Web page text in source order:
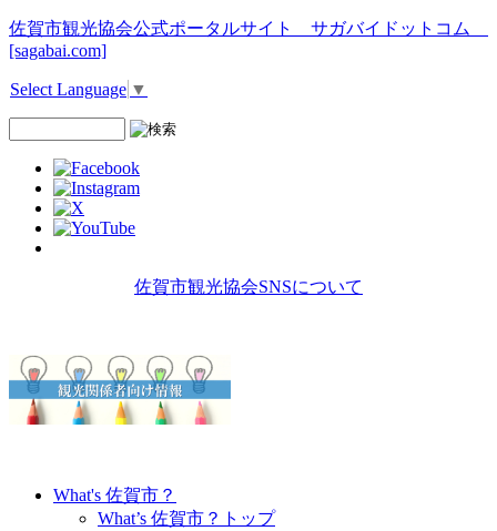
佐賀市観光協会公式ポータルサイト サガバイドットコム
[sagabai.com]
Select Language ▼
佐賀市観光協会SNSについて
What's 佐賀市？
What’s 佐賀市？トップ